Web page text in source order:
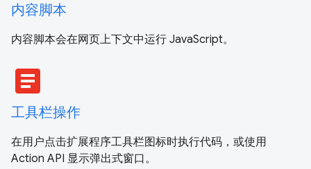
内容脚本
内容脚本会在网页上下文中运行 JavaScript。
article
工具栏操作
在用户点击扩展程序工具栏图标时执行代码，或使用
Action API 显示弹出式窗口。